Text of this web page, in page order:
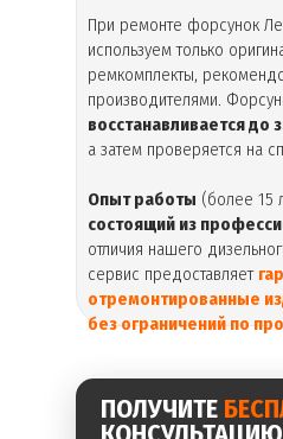
При ремонте форсунок
используем только
ремкомплекты,
производителями.
восстанавливается до
а затем проверяется на
Опыт работы (более 15
состоящий из
отличия нашего
сервис предоставляет
отремонтированные
без ограничений по
ПОЛУЧИТЕ